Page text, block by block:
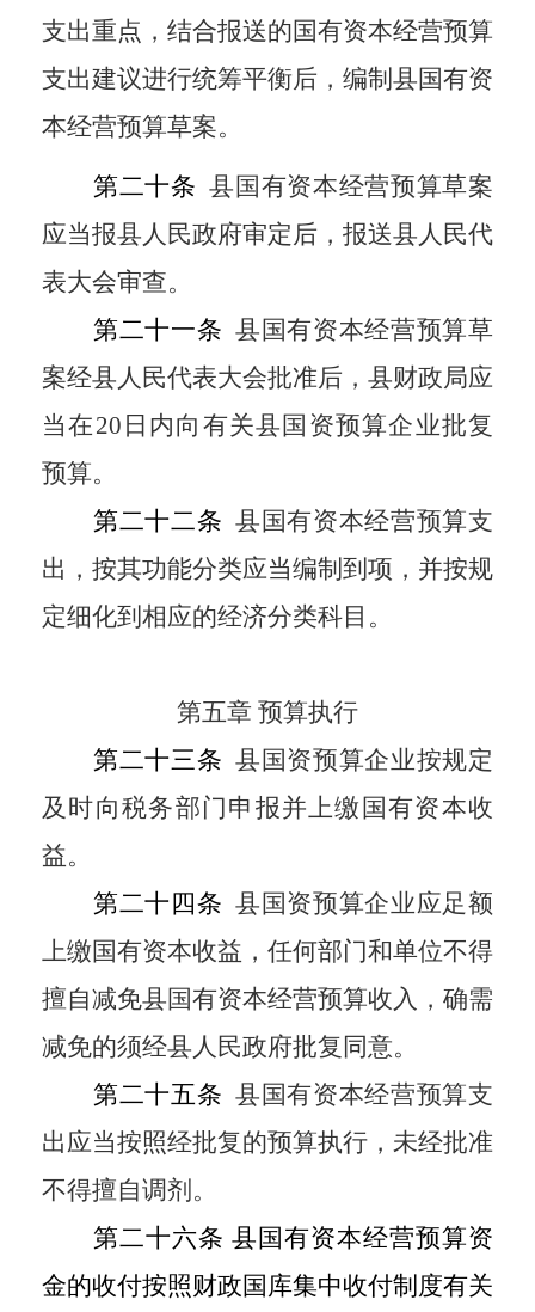
支出重点，结合报送的国有资本经营预算
支出建议进行统筹平衡后，编制县国有资
本经营预算草案。
第二十条 县国有资本经营预算草案
应当报县人民政府审定后，报送县人民代
表大会审查。
第二十一条 县国有资本经营预算草
案经县人民代表大会批准后，县财政局应
当在20 日内向有关县国资预算企业批复
预算。
第二十二条 县国有资本经营预算支
出，按其功能分类应当编制到项，并按规
定细化到相应的经济分类科目。
第五章 预算执行
第二十三条 县国资预算企业按规定
及时向税务部门申报并上缴国有资本收
益。
第二十四条 县国资预算企业应足额
上缴国有资本收益，任何部门和单位不得
擅自减免县国有资本经营预算收入，确需
减免的须经县人民政府批复同意。
第二十五条 县国有资本经营预算支
出应当按照经批复的预算执行，未经批准
不得擅自调剂。
第二十六条 县国有资本经营预算资
金的收付按照财政国库集中收付制度有关